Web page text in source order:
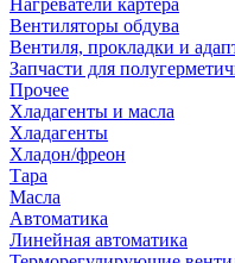
Нагреватели картера
Вентиляторы обдува
Вентиля, прокладки и
Запчасти для
Прочее
Хладагенты и масла
Хладагенты
Хладон/фреон
Тара
Масла
Автоматика
Линейная автоматика